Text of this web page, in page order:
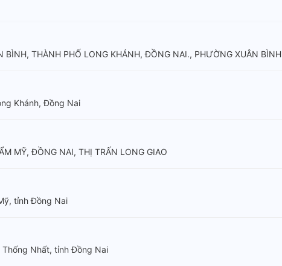
THÀNH PHỐ LONG KHÁNH, ĐỒNG NAI., PHƯỜNG XUÂN BÌNH
Khánh, Đồng Nai
MỸ, ĐỒNG NAI, THỊ TRẤN LONG GIAO
tỉnh Đồng Nai
Thống Nhất, tỉnh Đồng Nai